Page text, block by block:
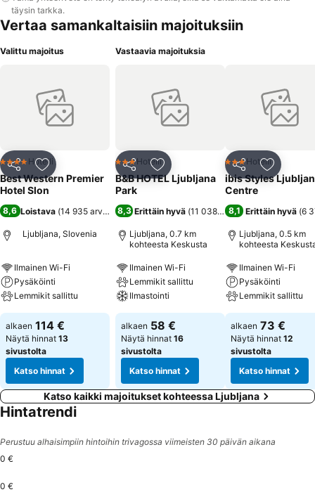
täysin tarkka.
Vertaa samankaltaisiin majoituksiin
Valittu majoitus
Jaa Lisää suosikkeihin
4 Tähtiluokitus
Hotelli
Best Western Premier
Hotel Slon
8,6 Loistava (14 935 arviota)
Ljubljana, Slovenia
Ilmainen Wi-Fi
Pysäköinti
Lemmikit sallittu
alkaen 114 €
Näytä hinnat 13
sivustolta
Katso hinnat
Vastaavia majoituksia
Jaa Lisää suosikkeihin
3 Tähtiluokitus
Hotelli
B&B HOTEL Ljubljana
Park
8,3 Erittäin hyvä (11 038 arviota)
Ljubljana, 0.7 km
kohteesta Keskusta
Ilmainen Wi-Fi
Lemmikit sallittu
Ilmastointi
alkaen 58 €
Näytä hinnat 16
sivustolta
Katso hinnat
Jaa Lisää
3 Tähtiluokitus
Hotelli
ibis Styles
Centre
8,1 Erittäin hyvä (6
Ljubljana, 0.5 km
kohteesta
Ilmainen Wi-Fi
Pysäköinti
Lemmikit sallittu
alkaen 73 €
Näytä hinnat 12
sivustolta
Katso hinnat
Katso kaikki majoitukset kohteessa Ljubljana
Hintatrendi
Perustuu alhaisimpiin hintoihin trivagossa viimeisten 30 päivän aikana
0 €
0 €